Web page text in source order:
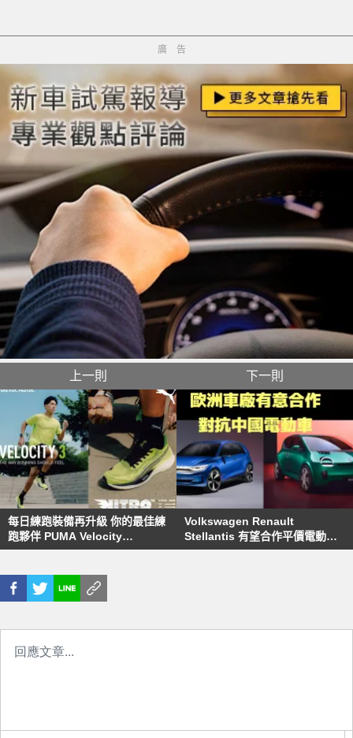
廣告
上一則
每日練跑裝備再升級 你的最佳練
跑夥伴 PUMA Velocity
NITRO™ 3 氮氣跑鞋
下一則
Volkswagen Renault
Stellantis 有望合作平價電動車
力抗比亞迪等中國車廠